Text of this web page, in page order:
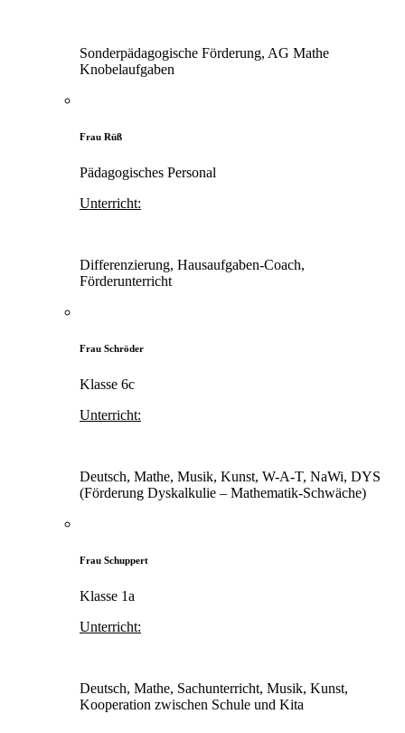
Sonderpädagogische Förderung, AG Mathe
Knobelaufgaben
Frau Rüß
Pädagogisches Personal
Unterricht:
Differenzierung, Hausaufgaben-Coach,
Förderunterricht
Frau Schröder
Klasse 6c
Unterricht:
Deutsch, Mathe, Musik, Kunst, W-A-T, NaWi, DYS
(Förderung Dyskalkulie – Mathematik-Schwäche)
Frau Schuppert
Klasse 1a
Unterricht:
Deutsch, Mathe, Sachunterricht, Musik, Kunst,
Kooperation zwischen Schule und Kita